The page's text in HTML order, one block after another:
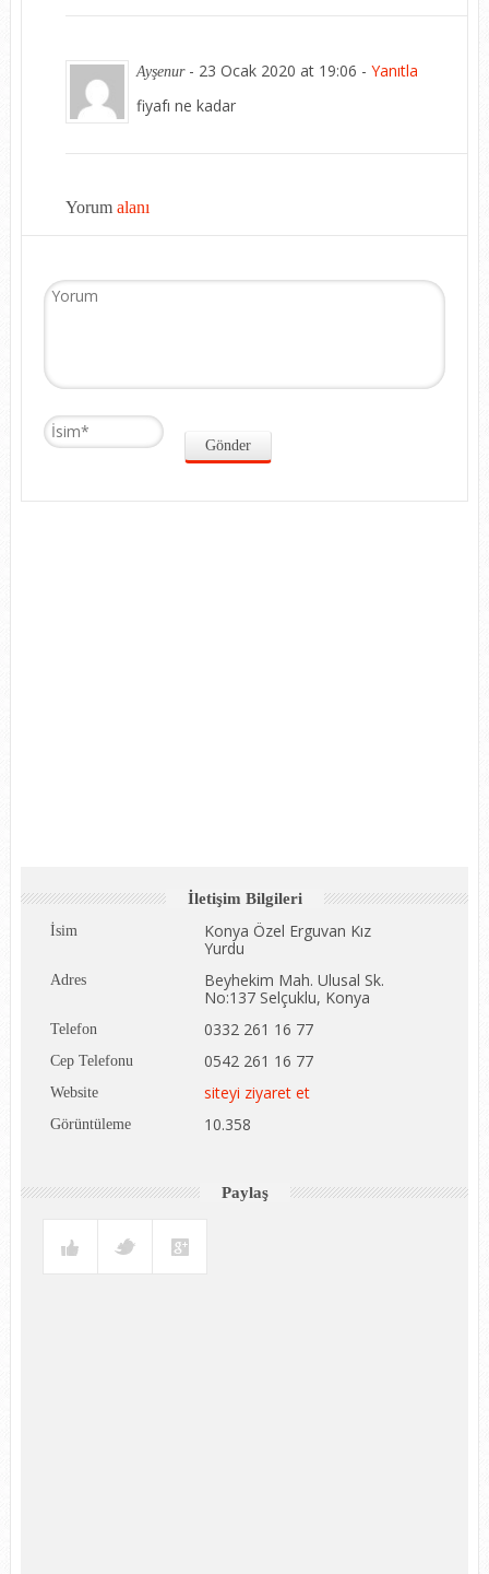
Ayşenur- 23 Ocak 2020 at 19:06 - Yanıtla
fiyafı ne kadar
Yorum alanı
İletişim Bilgileri
İsim
Konya Özel Erguvan Kız
Yurdu
Adres
Beyhekim Mah. Ulusal Sk.
No:137 Selçuklu, Konya
Telefon 0332 261 16 77
Cep Telefonu 0542 261 16 77
Website siteyi ziyaret et
Görüntüleme 10.358
Paylaş